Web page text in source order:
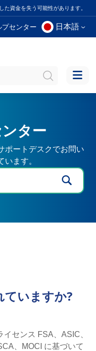
資金を失う可能性があります。
プセンター 日本語
ター
ポートデスクでお問い
います。
ていますか?
センス FSA、ASIC、
、MOCI に基づいて